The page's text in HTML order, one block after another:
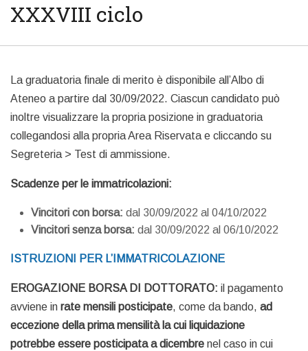
XXXVIII ciclo
La graduatoria finale di merito è disponibile all’Albo di
Ateneo a partire dal 30/09/2022. Ciascun candidato può
inoltre visualizzare la propria posizione in graduatoria
collegandosi alla propria Area Riservata e cliccando su
Segreteria > Test di ammissione.
Scadenze per le immatricolazioni:
Vincitori con borsa: dal 30/09/2022 al 04/10/2022
Vincitori senza borsa: dal 30/09/2022 al 06/10/2022
ISTRUZIONI PER L’IMMATRICOLAZIONE
EROGAZIONE BORSA DI DOTTORATO: il pagamento
avviene in rate mensili posticipate, come da bando, ad
eccezione della prima mensilità la cui liquidazione
potrebbe essere posticipata a dicembre nel caso in cui